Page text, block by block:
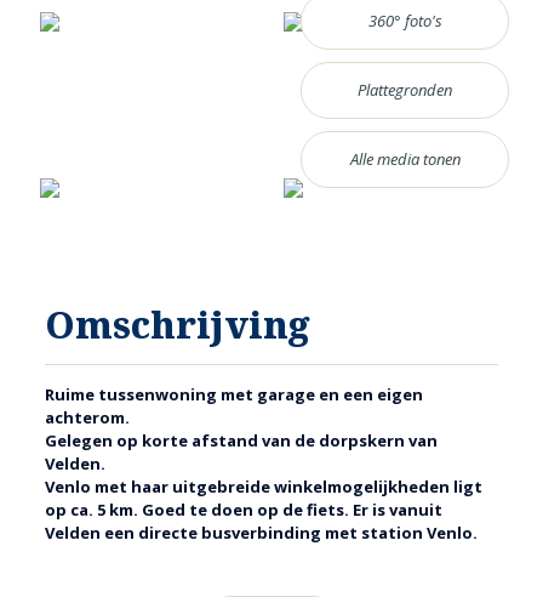
360° foto's
Plattegronden
Alle media tonen
Omschrijving
Ruime tussenwoning met garage en een eigen
achterom.
Gelegen op korte afstand van de dorpskern van
Velden.
Venlo met haar uitgebreide winkelmogelijkheden ligt
op ca. 5 km. Goed te doen op de fiets. Er is vanuit
Velden een directe busverbinding met station Venlo.